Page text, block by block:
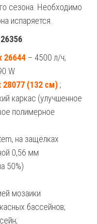
сезона. Необходимо
испаряется.
:
26644 – 4500 л/ч;
W
28077 (132 см) ;
каркас (улучшенное
полимерное
на защёлках
0,56 мм
50%)
мозаики
бассейнов;